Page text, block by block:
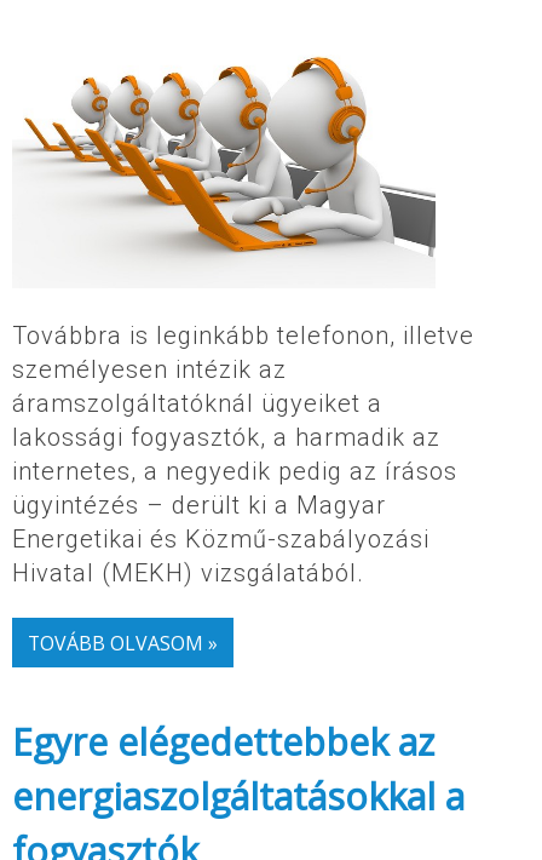
Továbbra is leginkább telefonon, illetve
személyesen intézik az
áramszolgáltatóknál ügyeiket a
lakossági fogyasztók, a harmadik az
internetes, a negyedik pedig az írásos
ügyintézés – derült ki a Magyar
Energetikai és Közmű-szabályozási
Hivatal (MEKH) vizsgálatából.
TOVÁBB OLVASOM »
Egyre elégedettebbek az
energiaszolgáltatásokkal a